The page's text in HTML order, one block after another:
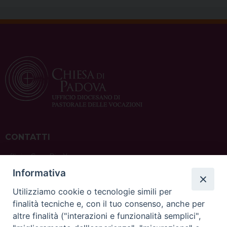
CONTATTI
ufficio: Casa Pio X
via Bonporti, 20 – 35141 Padova
tel: +39 351 619 2354
e mail:ufficiovocazionipadova@gmail.com
Informativa
Utilizziamo cookie o tecnologie simili per
finalità tecniche e, con il tuo consenso, anche per
altre finalità ("interazioni e funzionalità semplici",